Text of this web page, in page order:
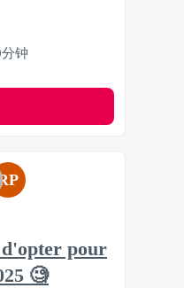
钟
RP
d'opter pour
🧐